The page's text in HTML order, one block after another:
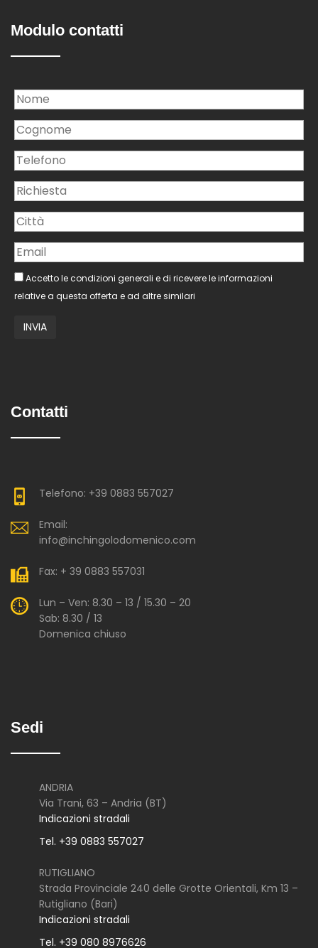
Modulo contatti
Accetto le condizioni generali e di ricevere le informazioni
relative a questa offerta e ad altre similari
Contatti
Telefono: +39 0883 557027
Email:
info@inchingolodomenico.com
Fax: + 39 0883 557031
Lun – Ven: 8.30 – 13 / 15.30 – 20
Sab: 8.30 / 13
Domenica chiuso
Sedi
ANDRIA
Via Trani, 63 – Andria (BT)
Indicazioni stradali
Tel. +39 0883 557027
RUTIGLIANO
Strada Provinciale 240 delle Grotte Orientali, Km 13 –
Rutigliano (Bari)
Indicazioni stradali
Tel. +39 080 8976626